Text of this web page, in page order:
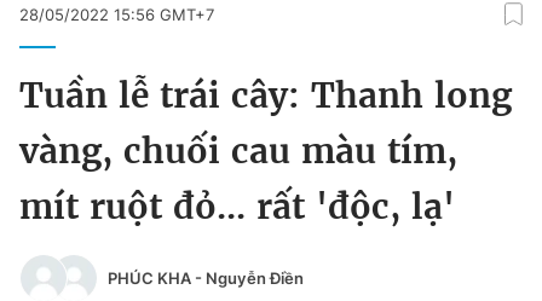
Chuyên mục khác
Chào ngày mới
Đổi mật khẩu
Tin đã lưu
Tin đã xem
Đăng xuất
28/05/2022 15:56 GMT+7
Tuần lễ trái cây: Thanh long
vàng, chuối cau màu tím,
mít ruột đỏ... rất 'độc, lạ'
PHÚC KHA - Nguyễn Điền